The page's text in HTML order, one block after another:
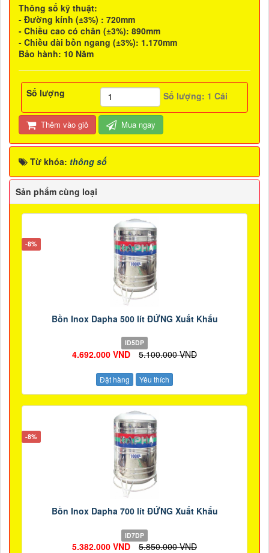
Thông số kỹ thuật:
- Đường kính (±3%) : 720mm
- Chiều cao có chân (±3%): 890mm
- Chiều dài bồn ngang (±3%): 1.170mm
Bảo hành: 10 Năm
Số lượng Số lượng: 1 Cái
Thêm vào giỏ Mua ngay
Từ khóa: thông số
Sản phẩm cùng loại
-8%
Bồn Inox Dapha 500 lít ĐỨNG Xuất Khẩu
ID5DP
4.692.000 VND 5.100.000 VND
Đặt hàng Yêu thích
-8%
Bồn Inox Dapha 700 lít ĐỨNG Xuất Khẩu
ID7DP
5.382.000 VND 5.850.000 VND